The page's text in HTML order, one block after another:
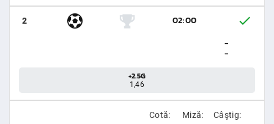
2
02:00
-
-
+2.5G
1,46
Cotă:
Miză:
Câştig: